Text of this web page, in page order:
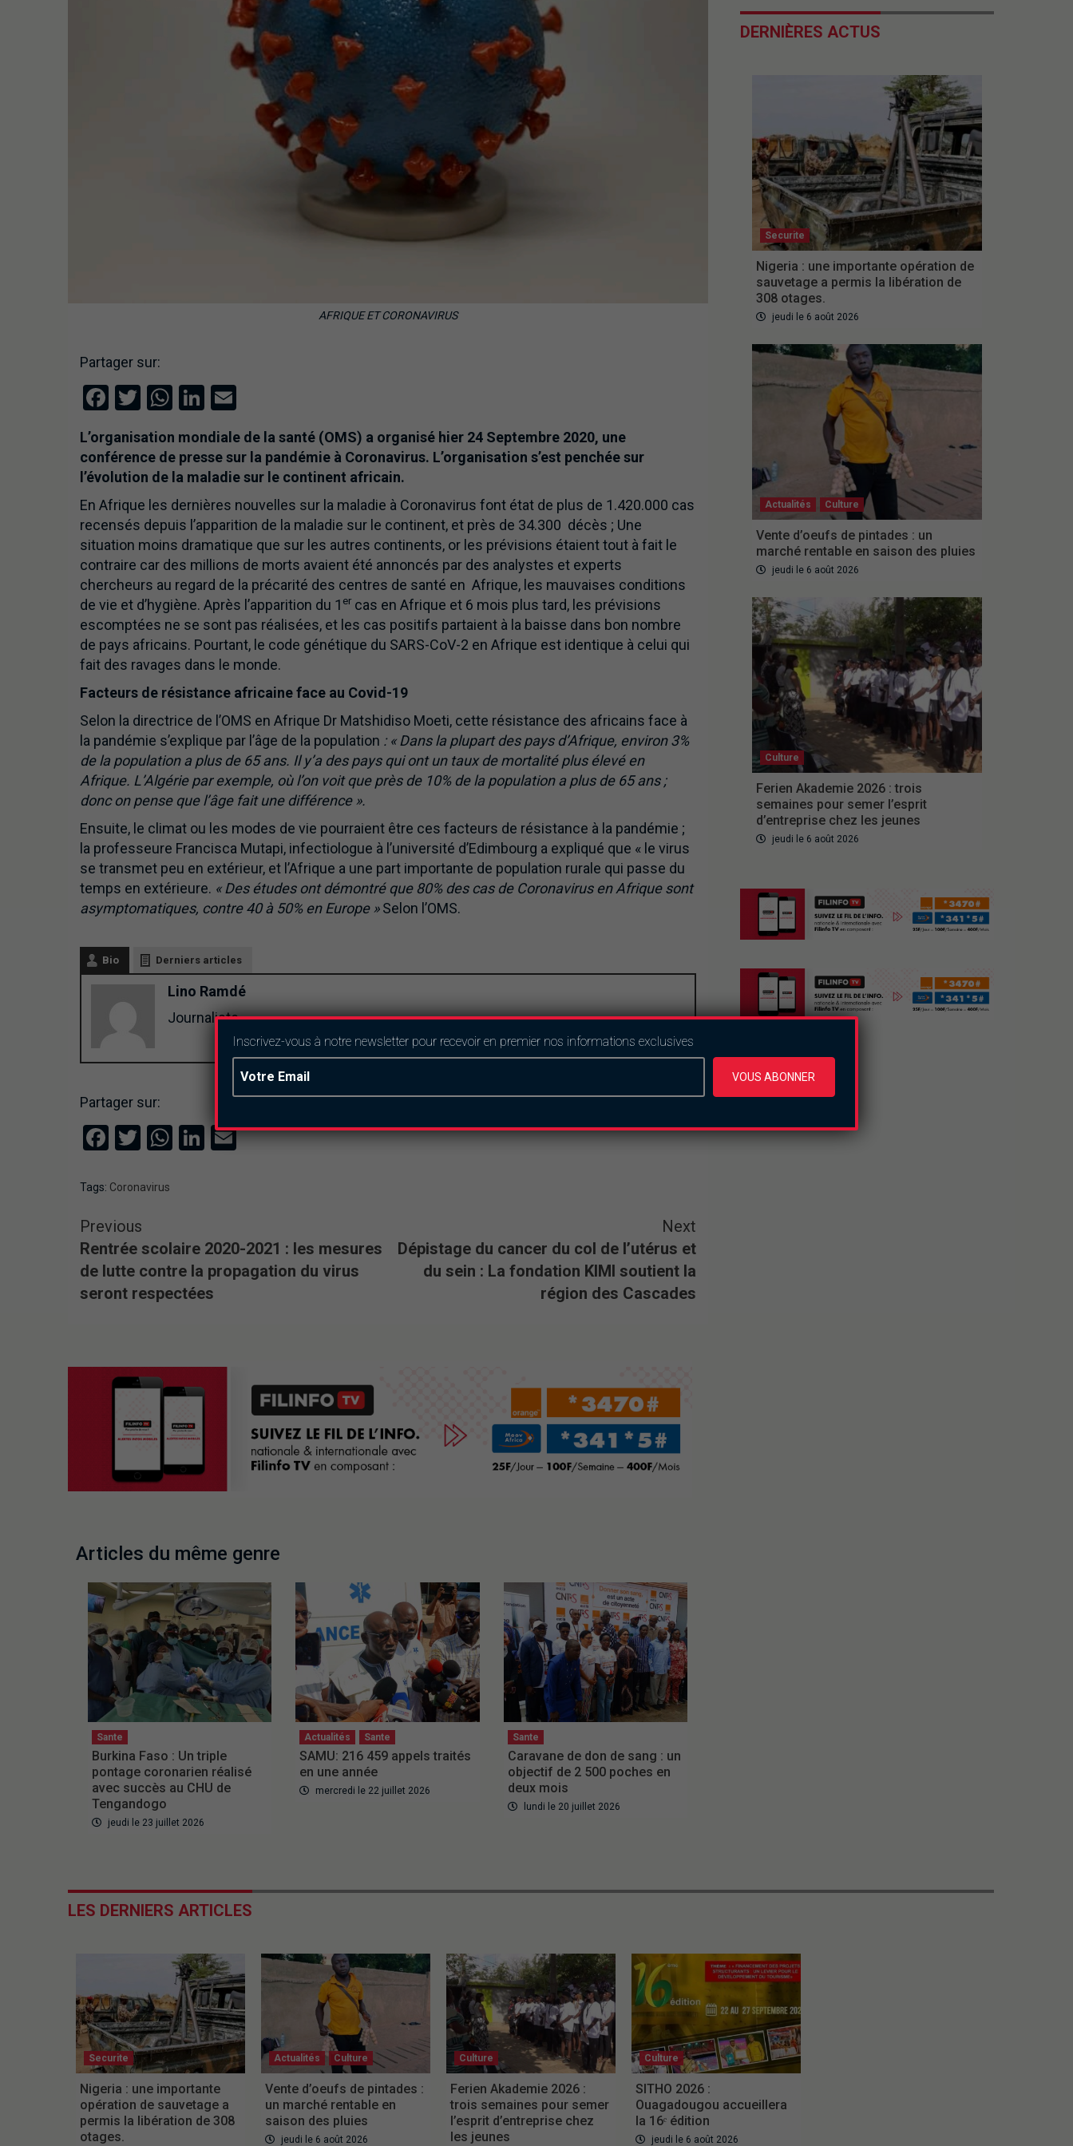
AFRIQUE ET CORONAVIRUS
Partager sur:
Facebook
Twitter
WhatsApp
LinkedIn
Email
L’organisation mondiale de la santé (OMS) a organisé hier 24 Septembre 2020, une
conférence de presse sur la pandémie à Coronavirus. L’organisation s’est penchée sur
l’évolution de la maladie sur le continent africain.
En Afrique les dernières nouvelles sur la maladie à Coronavirus font état de plus de 1.420.000 cas
recensés depuis l’apparition de la maladie sur le continent, et près de 34.300 décès ; Une
situation moins dramatique que sur les autres continents, or les prévisions étaient tout à fait le
contraire car des millions de morts avaient été annoncés par des analystes et experts
chercheurs au regard de la précarité des centres de santé en Afrique, les mauvaises conditions
de vie et d’hygiène. Après l’apparition du 1 ercas en Afrique et 6 mois plus tard, les prévisions
escomptées ne se sont pas réalisées, et les cas positifs partaient à la baisse dans bon nombre
de pays africains. Pourtant, le code génétique du SARS-CoV-2 en Afrique est identique à celui qui
fait des ravages dans le monde.
Facteurs de résistance africaine face au Covid-19
Selon la directrice de l’OMS en Afrique Dr Matshidiso Moeti, cette résistance des africains face à
la pandémie s’explique par l’âge de la population : « Dans la plupart des pays d’Afrique, environ 3%
de la population a plus de 65 ans. Il y’a des pays qui ont un taux de mortalité plus élevé en
Afrique. L’Algérie par exemple, où l’on voit que près de 10% de la population a plus de 65 ans ;
donc on pense que l’âge fait une différence ».
Ensuite, le climat ou les modes de vie pourraient être ces facteurs de résistance à la pandémie ;
la professeure Francisca Mutapi, infectiologue à l’université d’Edimbourg a expliqué que « le virus
se transmet peu en extérieur, et l’Afrique a une part importante de population rurale qui passe du
temps en extérieure. « Des études ont démontré que 80% des cas de Coronavirus en Afrique sont
asymptomatiques, contre 40 à 50% en Europe »Selon l’OMS.
Bio Derniers articles
Lino Ramdé
Journaliste
Partager sur:
Facebook
Twitter
WhatsApp
LinkedIn
Email
Tags: Coronavirus
Previous
Rentrée scolaire 2020-2021 : les mesures
de lutte contre la propagation du virus
seront respectées
Next
Dépistage du cancer du col de l’utérus et
du sein : La fondation KIMI soutient la
région des Cascades
Articles du même genre
Sante
Burkina Faso : Un triple
pontage coronarien réalisé
avec succès au CHU de
Tengandogo
jeudi le 23 juillet 2026
Actualités Sante
SAMU: 216 459 appels traités
en une année
mercredi le 22 juillet 2026
Sante
Caravane de don de sang : un
objectif de 2 500 poches en
deux mois
lundi le 20 juillet 2026
DERNIÈRES ACTUS
Securite
Nigeria : une importante opération de
sauvetage a permis la libération de
308 otages.
jeudi le 6 août 2026
Actualités Culture
Vente d’oeufs de pintades : un
marché rentable en saison des pluies
jeudi le 6 août 2026
Culture
Ferien Akademie 2026 : trois
semaines pour semer l’esprit
d’entreprise chez les jeunes
jeudi le 6 août 2026
LES DERNIERS ARTICLES
Securite
Nigeria : une importante
opération de sauvetage a
permis la libération de 308
otages.
Actualités Culture
Vente d’oeufs de pintades :
un marché rentable en
saison des pluies
jeudi le 6 août 2026
Culture
Ferien Akademie 2026 :
trois semaines pour semer
l’esprit d’entreprise chez
les jeunes
Culture
SITHO 2026 :
Ouagadougou accueillera
la 16ᵉ édition
jeudi le 6 août 2026
Inscrivez-vous à notre newsletter pour recevoir en premier nos informations exclusives
VOUS ABONNER